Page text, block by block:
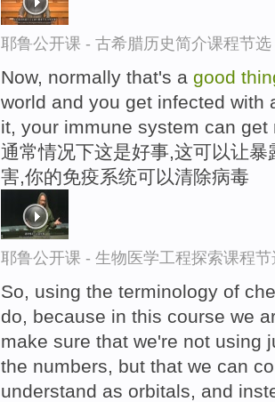
耶鲁公开课 - 古希腊历史简介课程节选
Now, normally that's a good
world and you get infected with
it, your immune system can get
通常情况下这是好事,这可以让
害,你的免疫系统可以清除病毒
耶鲁公开课 - 生物医学工程探索课程节
So, using the terminology of
do, because in this course we
make sure that we're not using
the numbers, but that we can
understand as orbitals, and